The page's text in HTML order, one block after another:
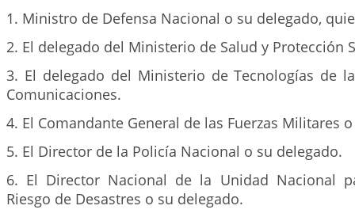
1. Ministro de Defensa Nacional o su delegado,
2. El delegado del Ministerio de Salud y Protección
3. El delegado del Ministerio de Tecnologías de
Comunicaciones.
4. El Comandante General de las Fuerzas Militares
5. El Director de la Policía Nacional o su delegado.
6. El Director Nacional de la Unidad Nacional
Riesgo de Desastres o su delegado.